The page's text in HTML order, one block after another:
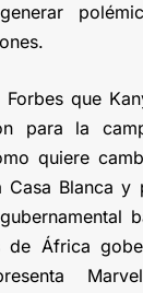
Forbes que
para la
quiere
Blanca y
de África